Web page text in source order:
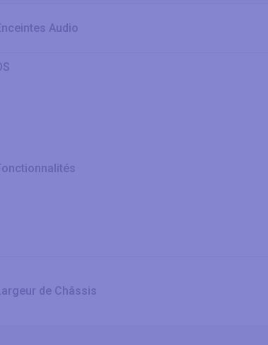
Audio
de Châssis